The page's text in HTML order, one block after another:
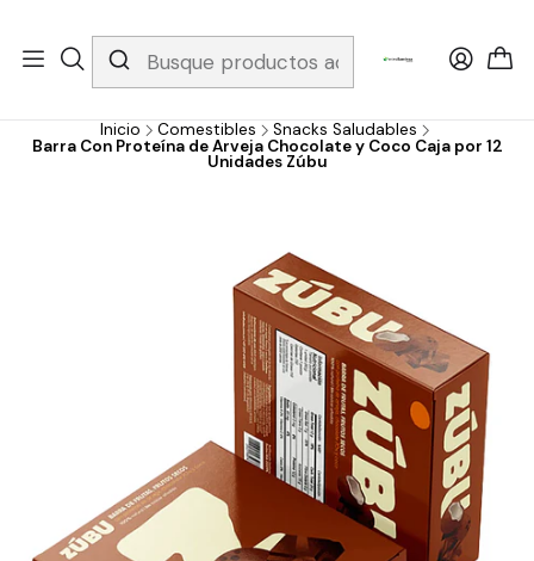
Whatsapp 3229079958/ Fijo 6019251796 / Envios a todo el país y
gratis apartir de 199.000!
Inicio Comestibles
Snacks Saludables
Barra Con Proteína de Arveja Chocolate y Coco Caja por 12
Unidades Zúbu